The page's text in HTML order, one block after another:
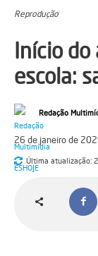
Reprodução
Início do
escola:
Redação
26 de janeiro de
Última atualização: